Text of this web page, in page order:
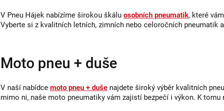
V Pneu Hájek nabízíme širokou škálu osobních pneumatik, které
Vyberte si z kvalitních letních, zimních nebo celoročních pneumatik
Moto pneu + duše
V naší nabídce moto pneu + duše najdete široký výběr kvalitních
mimo ni, naše moto pneumatiky vám zajistí bezpečí i výkon. K